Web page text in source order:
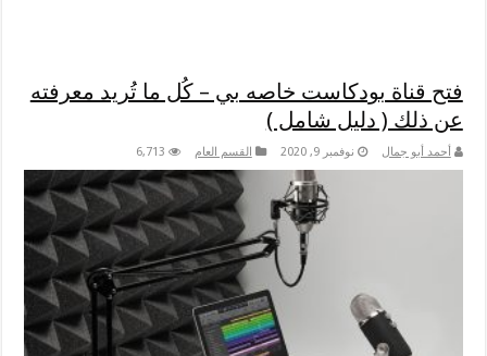
فتح قناة بودكاست خاصه بي – كُل ما تُريد معرفته
عن ذلك ( دليل شامل )
أحمد أبو جمال نوفمبر 9, 2020 القسم العام 6,713